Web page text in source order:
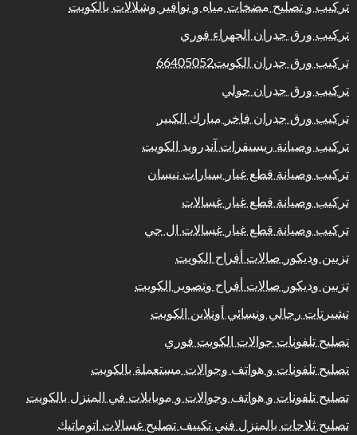
تركيب و تصليح مضخات مياه و نوافير وشلالات بالكويت
تركيب ورق جدران الجهراء فوري
تركيب ورق جدران الكويت66405052
تركيب ورق جدران حولي
تركيب ورق جدران فاخر مبارك الكبير
تركيب وصيانة ريسيفرات آندرويد الكويت
تركيب وصيانة قطع غيار سيارات نيسان
تركيب وصيانة قطع غيار غسالات
تركيب وصيانة قطع غيار غسالات ال جي
تزيين وديكور صالات أفراح الكويت
تزيين وديكور صالات أفراح وتصوير الكويت
تشيرتات رجالي ونسائي أونلاين الكويت
تصليح تلفونات جوالات الكويت فوري
تصليح تلفونات و هواتف وجوالات مستعملة بالكويت
تصليح تلفونات و هواتف وجوالات و موبايلات في المنزل بالكويت
تصليح ثلاجات بالمنزل فني تكييف تصليح غسالات اتوماتيك